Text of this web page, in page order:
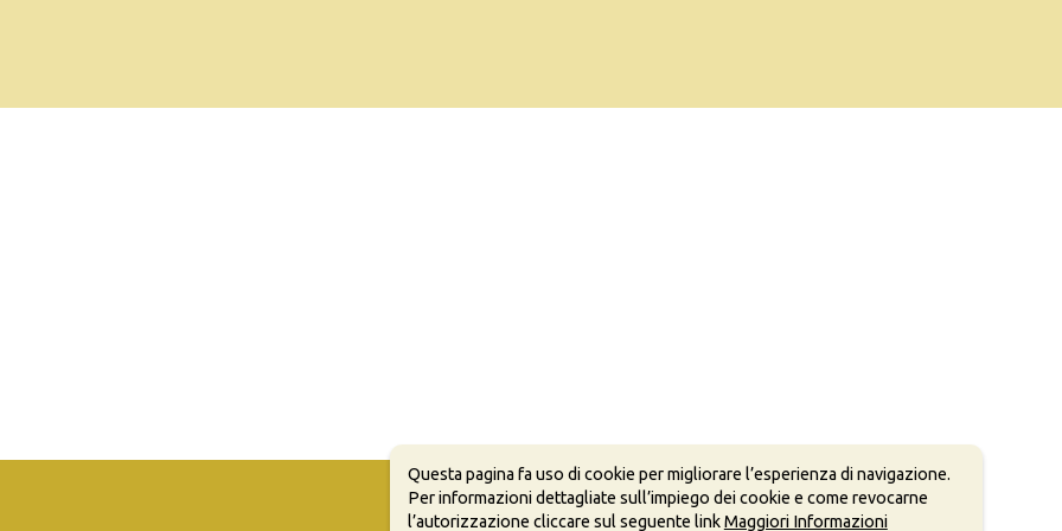
Questa pagina fa uso di cookie per migliorare l’esperienza di navigazione.
Per informazioni dettagliate sull’impiego dei cookie e come revocarne
l’autorizzazione cliccare sul seguente linkMaggiori Informazioni